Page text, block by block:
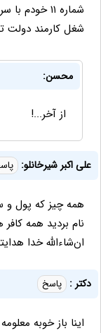
شغل کارمند دولت
محسن:
از آخر...!
علی اکبر شیرخانلو:
همه چیز که پول و
نام بردید همه
ان‌شاءالله خدا
دکتر : پاسخ
اینا باز خوبه